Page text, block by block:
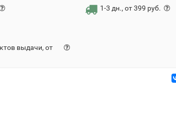
1-3 дн., от 399 руб.
выдачи, от